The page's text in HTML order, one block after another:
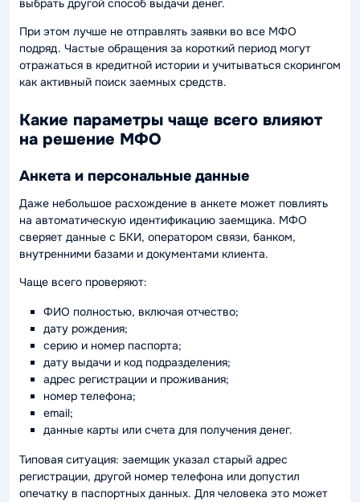
выбрать другой способ выдачи денег.
При этом лучше не отправлять заявки во все МФО
подряд. Частые обращения за короткий период могут
отражаться в кредитной истории и учитываться скорингом
как активный поиск заемных средств.
Какие параметры чаще всего влияют
на решение МФО
Анкета и персональные данные
Даже небольшое расхождение в анкете может повлиять
на автоматическую идентификацию заемщика. МФО
сверяет данные с БКИ, оператором связи, банком,
внутренними базами и документами клиента.
Чаще всего проверяют:
ФИО полностью, включая отчество;
дату рождения;
серию и номер паспорта;
дату выдачи и код подразделения;
адрес регистрации и проживания;
номер телефона;
email;
данные карты или счета для получения денег.
Типовая ситуация: заемщик указал старый адрес
регистрации, другой номер телефона или допустил
опечатку в паспортных данных. Для человека это может